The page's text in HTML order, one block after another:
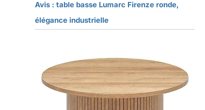
Avis : table basse Lumarc Firenze ronde,
élégance industrielle